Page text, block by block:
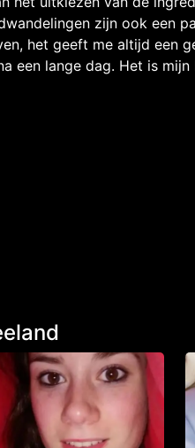
zijn ook een
het geeft me altijd een
een lange dag. Het is